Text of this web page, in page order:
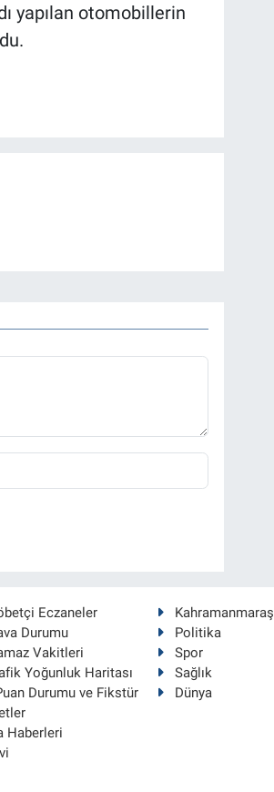
yapılan otomobillerin
Eczaneler
Durumu
Vakitleri
Yoğunluk Haritası
Durumu ve Fikstür
Haberleri
Kahramanmaraş
Politika
Spor
Sağlık
Dünya